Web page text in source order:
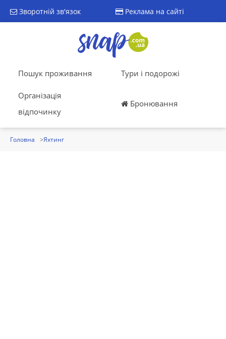
Зворотній зв'язок Реклама на сайті
Пошук проживання Тури і подорожі
Організація
відпочинку
Бронювання
Головна Яхтинг